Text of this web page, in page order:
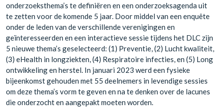
onderzoeksthema’s te definiëren en een onderzoeksagenda uit
te zetten voor de komende 5 jaar. Door middel van een enquête
onder de leden van de verschillende verenigingen en
geïnteresseerden en een interactieve sessie tijdens het DLC zijn
5 nieuwe thema’s geselecteerd: (1) Preventie, (2) Lucht kwaliteit,
(3) eHealth in longziekten, (4) Respiratoire infecties, en (5) Long
ontwikkeling en herstel. In januari 2023 werd een fysieke
bijeenkomst gehouden met 55 deelnemers in levendige sessies
om deze thema’s vorm te geven en na te denken over de lacunes
die onderzocht en aangepakt moeten worden.